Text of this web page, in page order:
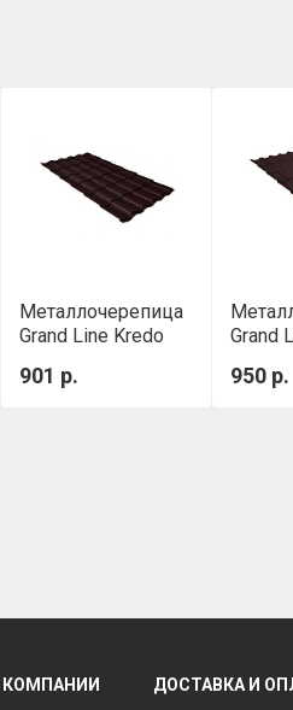
Металлочерепица
Grand Line Kredo
8017 Шоколадно-
901 р.
Grand
RAL
950 р.
КОМПАНИИ ДОСТАВКА И